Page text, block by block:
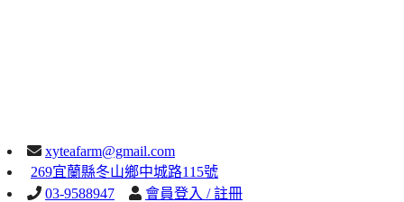
xyteafarm@gmail.com
269宜蘭縣冬山鄉中城路115號
03-9588947
會員登入 / 註冊